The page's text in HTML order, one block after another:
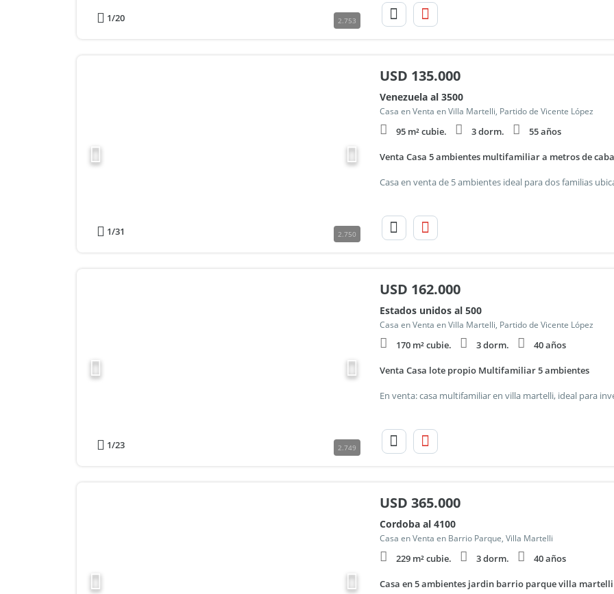
1/20 2.753
1/31 2.750
USD 135.000
Venezuela al 3500
Casa en Venta en Villa Martelli, Partido de Vicente López
95 m² cubie. 3 dorm. 55 años
Venta Casa 5 ambientes multifamiliar a metros de
1/23 2.749
USD 162.000
Estados unidos al 500
Casa en Venta en Villa Martelli, Partido de Vicente López
170 m² cubie. 3 dorm. 40 años
Venta Casa lote propio Multifamiliar 5 ambientes
USD 365.000
Cordoba al 4100
Casa en Venta en Barrio Parque, Villa Martelli
229 m² cubie. 3 dorm. 40 años
Casa en 5 ambientes jardin barrio parque villa martelli